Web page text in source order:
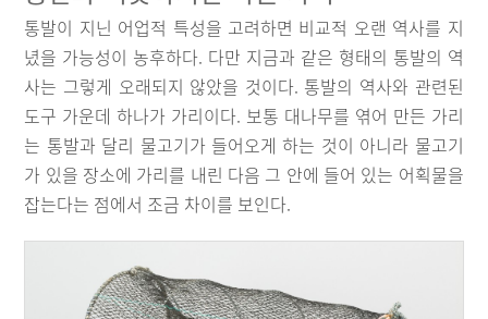
통발이 지닌 어업적 특성을 고려하면 비교적 오랜 역사를 지
녔을 가능성이 농후하다. 다만 지금과 같은 형태의 통발의 역
사는 그렇게 오래되지 않았을 것이다. 통발의 역사와 관련된
도구 가운데 하나가 가리이다. 보통 대나무를 엮어 만든 가리
는 통발과 달리 물고기가 들어오게 하는 것이 아니라 물고기
가 있을 장소에 가리를 내린 다음 그 안에 들어 있는 어획물을
잡는다는 점에서 조금 차이를 보인다.